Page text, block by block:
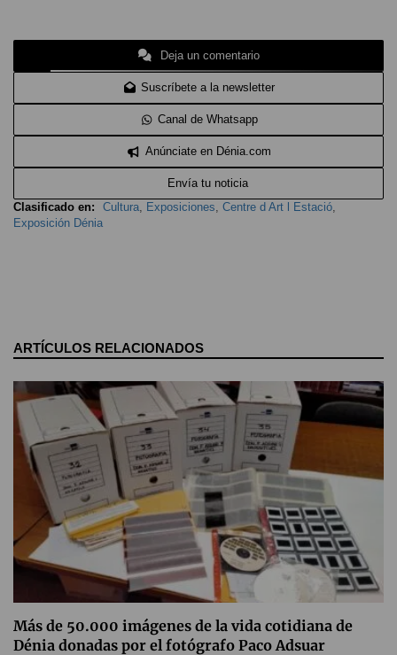
Deja un comentario
Suscríbete a la newsletter
Canal de Whatsapp
Anúnciate en Dénia.com
Envía tu noticia
Clasificado en:
Cultura, Exposiciones, Centre d Art l Estació,
Exposición Dénia
ARTÍCULOS RELACIONADOS
Más de 50.000 imágenes de la vida cotidiana de
Dénia donadas por el fotógrafo Paco Adsuar